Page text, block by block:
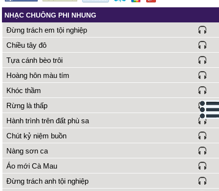
NHẠC CHUÔNG PHI NHUNG
Đừng trách em tội nghiệp
Chiều tây đô
Tựa cánh bèo trôi
Hoàng hôn màu tím
Khóc thầm
Rừng là thấp
Hành trình trên đất phù sa
Chút kỷ niệm buồn
Nàng sơn ca
Áo mới Cà Mau
Đừng trách anh tội nghiệp